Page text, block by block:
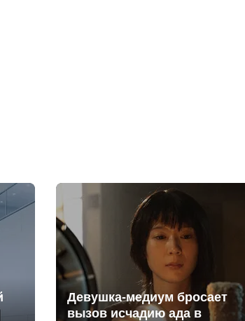
Девушка-медиум бросает
вызов исчадию ада в